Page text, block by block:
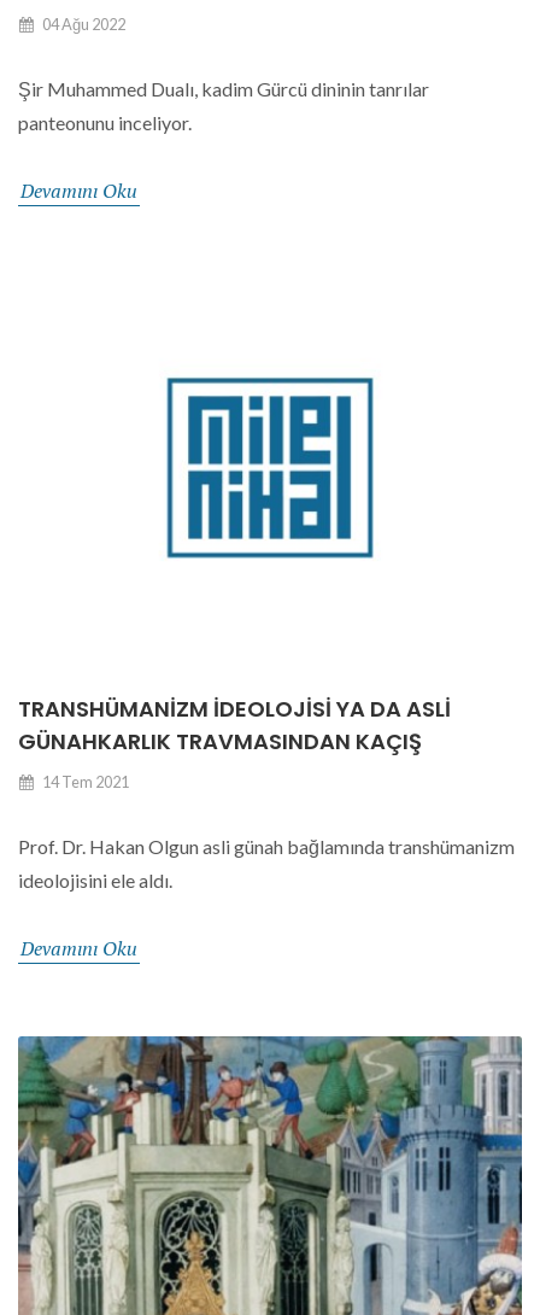
04 Ağu 2022
Şir Muhammed Dualı, kadim Gürcü dininin tanrılar
panteonunu inceliyor.
Devamını Oku
TRANSHÜMANIZM İDEOLOJISI YA DA ASLI
GÜNAHKARLIK TRAVMASINDAN KAÇIŞ
14 Tem 2021
Prof. Dr. Hakan Olgun asli günah bağlamında transhümanizm
ideolojisini ele aldı.
Devamını Oku